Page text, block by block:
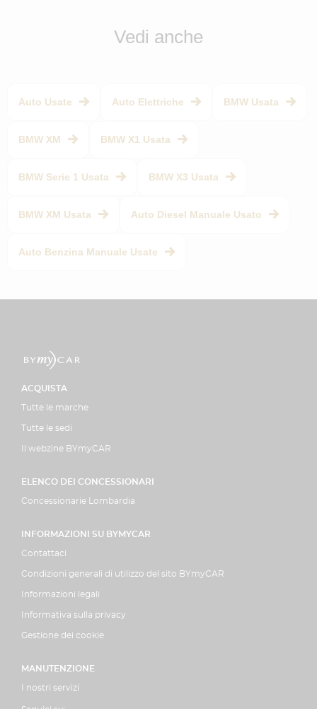
Vedi anche
Auto Usate Auto Elettriche BMW Usata
BMW XM BMW X1 Usata
BMW Serie 1 Usata BMW X3 Usata
BMW XM Usata Auto Diesel Manuale Usato
Auto Benzina Manuale Usate
ACQUISTA
Tutte le marche
Tutte le sedi
Il webzine BYmyCAR
ELENCO DEI CONCESSIONARI
Concessionarie Lombardia
INFORMAZIONI SU BYMYCAR
Contattaci
Condizioni generali di utilizzo del sito BYmyCAR
Informazioni legali
Informativa sulla privacy
Gestione dei cookie
MANUTENZIONE
I nostri servizi